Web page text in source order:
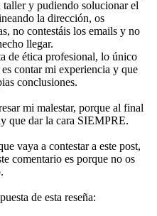
taller y pudiendo solucionar el
la dirección, os
no contestáis los emails y no
llegar.
de ética profesional, lo único
contar mi experiencia y que
conclusiones.
mi malestar, porque al final
que dar la cara SIEMPRE.
vaya a contestar a este post,
comentario es porque no os
de esta reseña: